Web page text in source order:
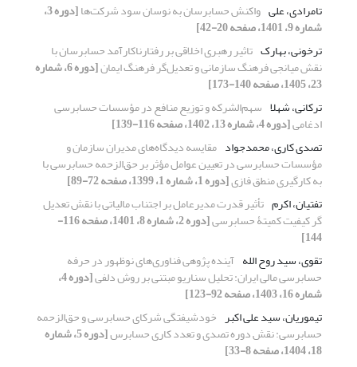
تامرادی، علی واکنش حسابرسان به نوسان سود شرکت‌ها [دوره 3،
شماره 9، 1401، صفحه 20-42]
ترخونی، بهارک تاثیر رهبری اخلاقی بر رفتارناکارآمد حسابرسان با
نقش میانجی فرهنگ سازمانی و تعدیل‌گر فرهنگ ایمان [دوره 6، شماره
23، 1405، صفحه 140-173]
ترکانی، شهلا سهم‌الشرکه و توزیع منافع در مؤسسات حسابرسی
ادغامی[دوره 4، شماره 13، 1402، صفحه 116-139]
تصدی کاری، محمدجواد مقایسه دیدگاه‌‏های مدیران سازمان و
مؤسسات حسابرسی در تعیین عوامل مؤثر بر حق‌الزحمه حسابرسی با
به کارگیری منطق فازی[دوره 1، شماره 1، 1399، صفحه 72-89]
تفتیان، اکرم تأثیر قدرت مدیرعامل بر اجتناب مالیاتی با نقش تعدیل
گر کیفیت کمیتۀ حسابرسی [دوره 2، شماره 8، 1401، صفحه 116-
144]
تقوی، سید روح الله آینده پژوهی فناوری‌های نوظهور در حرفه
حسابرسی مالی ایران: تحلیل سناریو مبتنی بر روش دلفی [دوره 4،
شماره 16، 1403، صفحه 92-123]
تیموریان، سید علی اکبر خودشیفتگی شرکای حسابرسی و حق‌الزحمه
حسابرسی: نقش دوره تصدی و تعدد کاری حسابرس [دوره 5، شماره
18، 1404، صفحه 8-33]